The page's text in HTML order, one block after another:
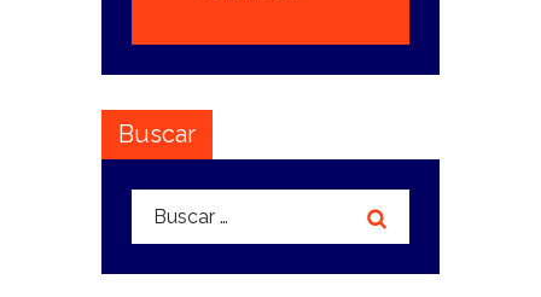
Buscar
Buscar: